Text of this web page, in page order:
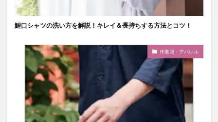
鯉口シャツの洗い方を解説！キレイ＆長持ちする方法とコツ！
作業服・アパレル